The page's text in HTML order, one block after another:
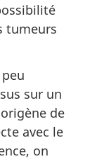
tumeurs
sur un
de
avec le
on